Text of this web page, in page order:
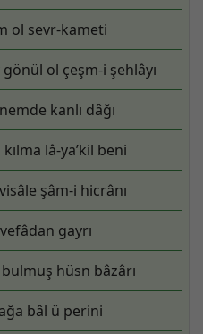
ol sevr-kameti
ol çeşm-i şehlâyı
kanlı dâğı
lâ-ya’kil beni
şâm-i hicrânı
gayrı
hüsn bâzârı
bâl ü perini